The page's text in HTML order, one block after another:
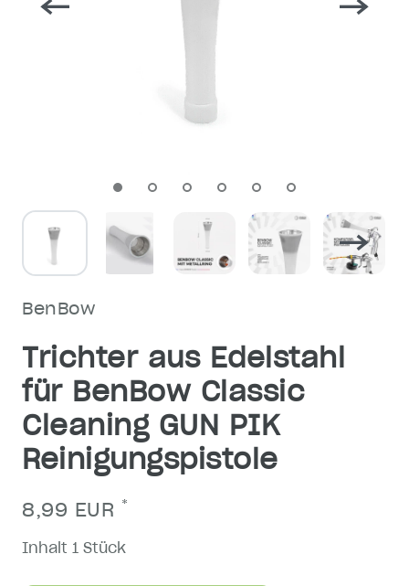
BenBow
Trichter aus Edelstahl
für BenBow Classic
Cleaning GUN PIK
Reinigungspistole
8,99 EUR *
Inhalt 1 Stück